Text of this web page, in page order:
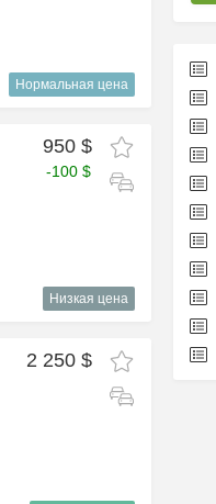
Нормальная цена
950 $
-100 $
Низкая цена
2 250 $